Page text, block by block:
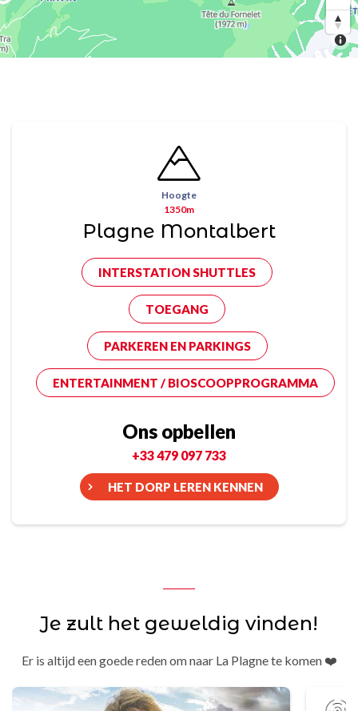
Hoogte
1350m
Plagne Montalbert
INTERSTATION SHUTTLES
TOEGANG
PARKEREN EN PARKINGS
ENTERTAINMENT / BIOSCOOPPROGRAMMA
Ons opbellen
+33 479 097 733
HET DORP LEREN KENNEN
Je zult het geweldig vinden!
Er is altijd een goede reden om naar La Plagne te komen ❤️